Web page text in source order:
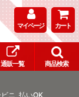
マイページ カート
通販一覧 商品検索
ニ 払いOK